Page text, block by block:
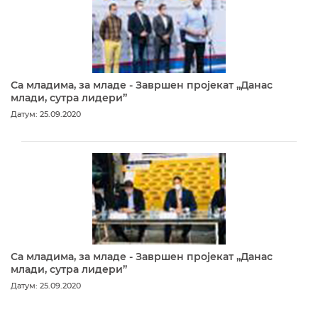
Са младима, за младе - Завршен пројекат „Данас
млади, сутра лидери”
Датум: 25.09.2020
Са младима, за младе - Завршен пројекат „Данас
млади, сутра лидери”
Датум: 25.09.2020